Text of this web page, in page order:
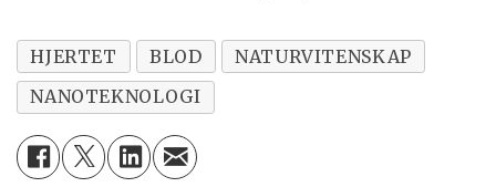
HJERTET BLOD
NATURVITENSKAP
NANOTEKNOLOGI